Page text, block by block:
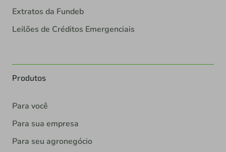
Extratos da Fundeb
Leilões de Créditos Emergenciais
Produtos
Para você
Para sua empresa
Para seu agronegócio